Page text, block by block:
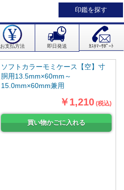
印鑑を探す
お支払方法 即日発送 ｶｽﾀﾏｰｻﾎﾟｰﾄ
ソフトカラーモミケース【空】寸
胴用13.5mm×60mm～
15.0mm×60mm兼用
￥1,210 (税込)